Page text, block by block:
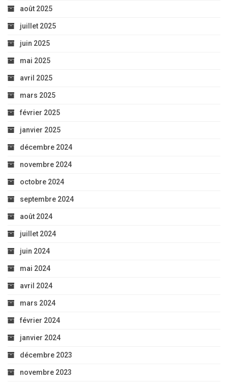
août 2025
juillet 2025
juin 2025
mai 2025
avril 2025
mars 2025
février 2025
janvier 2025
décembre 2024
novembre 2024
octobre 2024
septembre 2024
août 2024
juillet 2024
juin 2024
mai 2024
avril 2024
mars 2024
février 2024
janvier 2024
décembre 2023
novembre 2023